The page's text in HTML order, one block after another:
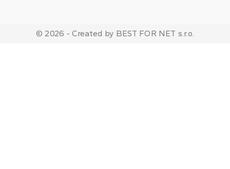
© 2026 - Created by BEST FOR NET s.r.o.